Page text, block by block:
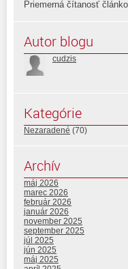
Priemerná čítanosť
Autor blogu
cudzis
Kategórie
Nezaradené (70)
Archív
máj 2026
marec 2026
február 2026
január 2026
november 2025
september 2025
júl 2025
jún 2025
máj 2025